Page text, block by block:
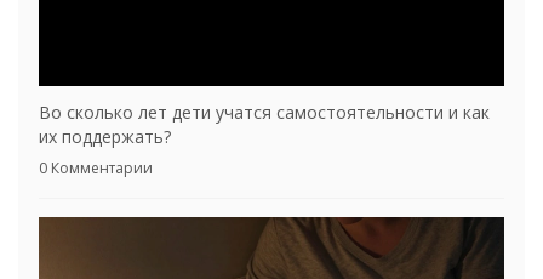
Во сколько лет дети учатся самостоятельности и как
их поддержать?
0 Комментарии